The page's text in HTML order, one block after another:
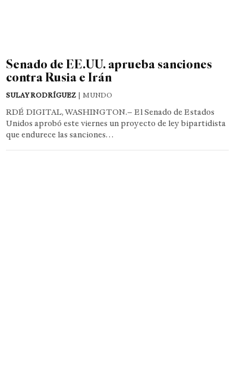
Senado de EE.UU. aprueba sanciones
contra Rusia e Irán
SULAY RODRÍGUEZ | MUNDO
RDÉ DIGITAL, WASHINGTON.– El Senado de Estados
Unidos aprobó este viernes un proyecto de ley bipartidista
que endurece las sanciones…